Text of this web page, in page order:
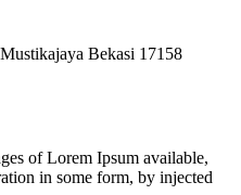
Bekasi 17158
of Lorem Ipsum available,
in some form, by injected